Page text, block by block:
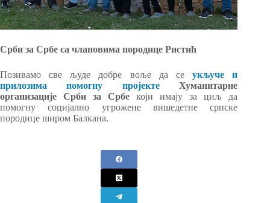
Срби за Србе са члановима породице Ристић
Позивамо све људе добре воље да сеукључе и
прилозима помогну пројектеХуманитарне
организације Срби за Србе који имају за циљ да
помогну социјално угрожене вишедетне српске
породице широм Балкана.